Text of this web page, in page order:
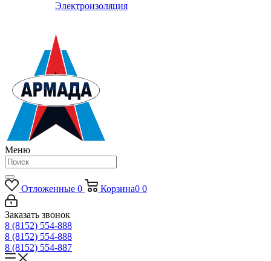
Электроизоляция
Меню
Отложенные 0 Корзина0 0
Заказать звонок
8 (8152) 554-888
8 (8152) 554-888
8 (8152) 554-887